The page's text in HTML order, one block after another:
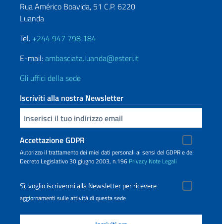
Rua Américo Boavida, 51 C.P. 6220
Luanda
Tel. +244 947 798 184
E-mail:ambasciata.luanda@esteri.it
Gli uffici della sede
Iscriviti alla nostra Newsletter
Inserisci la tua email
Accettazione GDPR
Autorizzo il trattamento dei miei dati personali ai sensi del GDPR e del
Decreto Legislativo 30 giugno 2003, n.196 Privacy Note Legali
Sì, voglio iscrivermi alla Newsletter per ricevere
aggiornamenti sulle attività di questa sede